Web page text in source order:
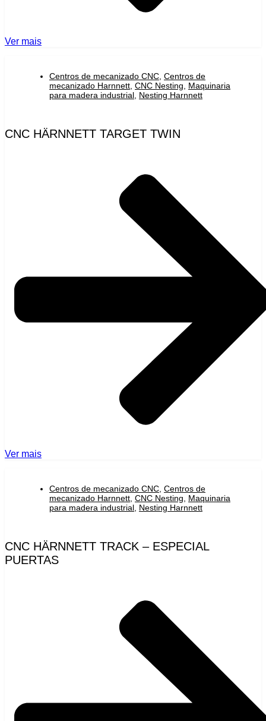
Ver mais
Centros de mecanizado CNC Centros de
mecanizado Harnnett CNC Nesting
Maquinaria
para madera industrial Nesting Harnnett
CNC HÄRNNETT TARGET TWIN
Ver mais
Centros de mecanizado CNC Centros de
mecanizado Harnnett CNC Nesting
Maquinaria
para madera industrial Nesting Harnnett
CNC HÄRNNETT TRACK – ESPECIAL
PUERTAS